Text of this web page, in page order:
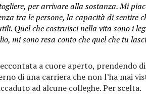
per arrivare alla sostanza. Mi
tra le persone, la capacità di sentire
Quel che costruisci nella vita sono i
mi sono resa conto che quel che tu
a cuore aperto, prendendo
di una carriera che non l’ha mai
ad alcune colleghe. Per scelta.